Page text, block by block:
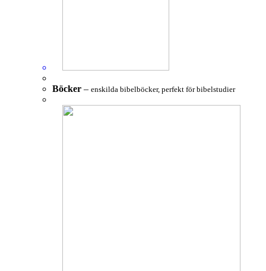
Böcker – enskilda bibelböcker, perfekt för bibelstudier